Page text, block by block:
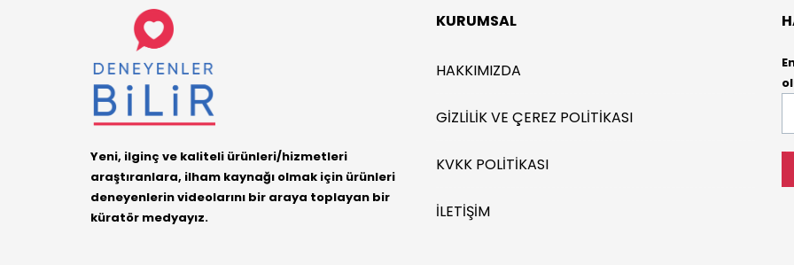
Yeni, ilginç ve kaliteli ürünleri/hizmetleri
araştıranlara, ilham kaynağı olmak için ürünleri
deneyenlerin videolarını bir araya toplayan bir
küratör medyayız.
KURUMSAL
HAKKIMIZDA
GIZLILIK VE ÇEREZ POLITIKASI
KVKK POLITIKASI
İLETIŞIM